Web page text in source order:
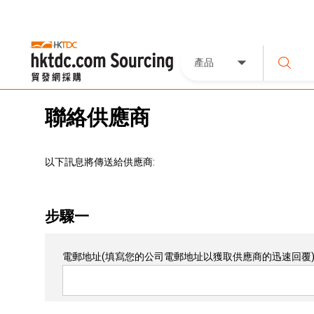
產品
聯絡供應商
以下訊息將傳送給供應商:
步驟一
電郵地址(填寫您的公司電郵地址以獲取供應商的迅速回覆)